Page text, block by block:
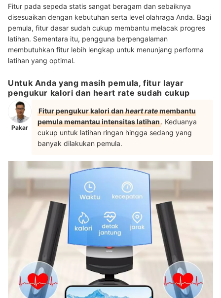
Fitur pada sepeda statis sangat beragam dan sebaiknya
disesuaikan dengan kebutuhan serta level olahraga Anda. Bagi
pemula, fitur dasar sudah cukup membantu melacak progres
latihan. Sementara itu, pengguna berpengalaman
membutuhkan fitur lebih lengkap untuk menunjang performa
latihan yang optimal.
Untuk Anda yang masih pemula, fitur layar
pengukur kalori dan heart rate sudah cukup
Pakar
Fitur pengukur kalori danheart ratemembantu
pemula memantau intensitas latihan. Keduanya
cukup untuk latihan ringan hingga sedang yang
banyak dilakukan pemula.